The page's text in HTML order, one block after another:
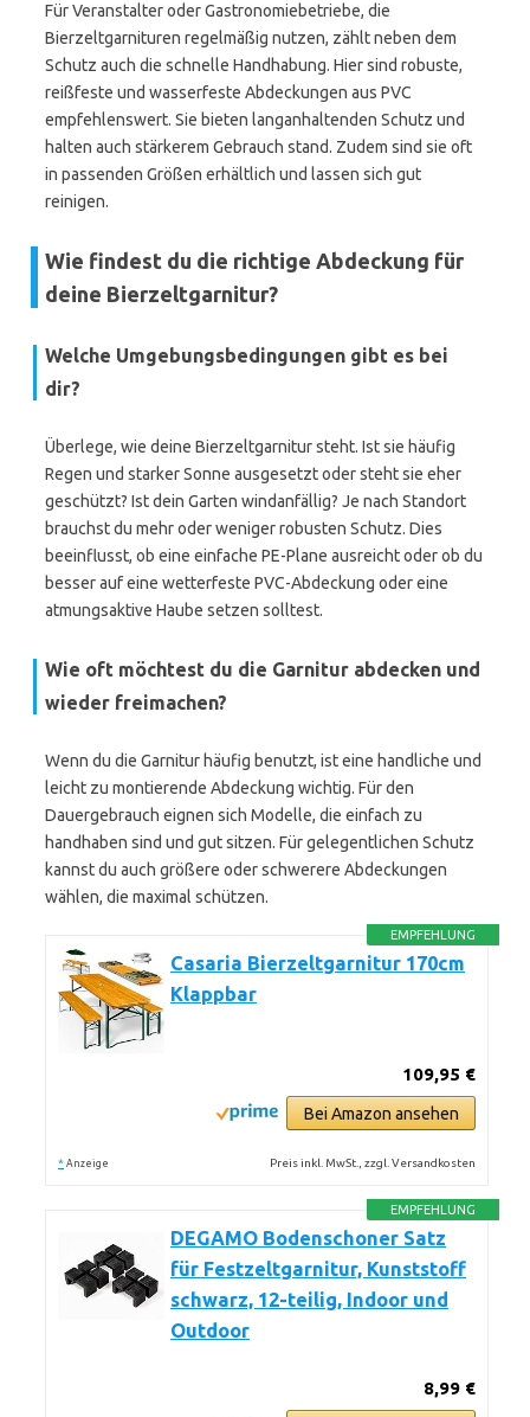
Für Veranstalter oder Gastronomiebetriebe, die
Bierzeltgarnituren regelmäßig nutzen, zählt neben dem
Schutz auch die schnelle Handhabung. Hier sind robuste,
reißfeste und wasserfeste Abdeckungen aus PVC
empfehlenswert. Sie bieten langanhaltenden Schutz und
halten auch stärkerem Gebrauch stand. Zudem sind sie oft
in passenden Größen erhältlich und lassen sich gut
reinigen.
Wie findest du die richtige Abdeckung für
deine Bierzeltgarnitur?
Welche Umgebungsbedingungen gibt es bei
dir?
Überlege, wie deine Bierzeltgarnitur steht. Ist sie häufig
Regen und starker Sonne ausgesetzt oder steht sie eher
geschützt? Ist dein Garten windanfällig? Je nach Standort
brauchst du mehr oder weniger robusten Schutz. Dies
beeinflusst, ob eine einfache PE-Plane ausreicht oder ob du
besser auf eine wetterfeste PVC-Abdeckung oder eine
atmungsaktive Haube setzen solltest.
Wie oft möchtest du die Garnitur abdecken und
wieder freimachen?
Wenn du die Garnitur häufig benutzt, ist eine handliche und
leicht zu montierende Abdeckung wichtig. Für den
Dauergebrauch eignen sich Modelle, die einfach zu
handhaben sind und gut sitzen. Für gelegentlichen Schutz
kannst du auch größere oder schwerere Abdeckungen
wählen, die maximal schützen.
EMPFEHLUNG
Casaria Bierzeltgarnitur 170cm
Klappbar
109,95 €
Bei Amazon ansehen
* Anzeige Preis inkl. MwSt., zzgl. Versandkosten
EMPFEHLUNG
DEGAMO Bodenschoner Satz
für Festzeltgarnitur, Kunststoff
schwarz, 12-teilig, Indoor und
Outdoor
8,99 €